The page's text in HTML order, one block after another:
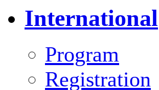
International
Program
Registration